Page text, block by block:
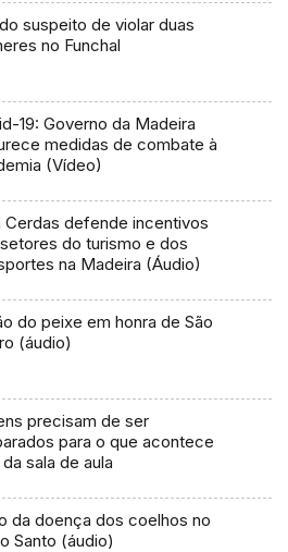
suspeito de violar duas
no Funchal
19: Governo da Madeira
medidas de combate à
(Vídeo)
Cerdas defende incentivos
do turismo e dos
na Madeira (Áudio)
do peixe em honra de São
(áudio)
precisam de ser
para o que acontece
sala de aula
da doença dos coelhos no
Santo (áudio)